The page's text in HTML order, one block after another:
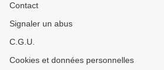
Contact
Signaler un abus
C.G.U.
Cookies et données personnelles